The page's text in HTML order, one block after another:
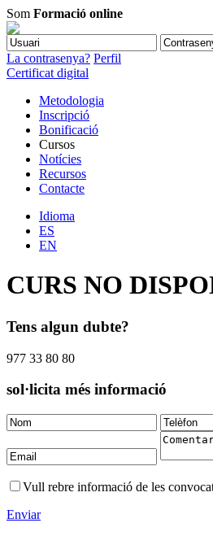
Som Formació online
La contrasenya? Perfil
Certificat digital
Metodologia
Inscripció
Bonificació
Cursos
Notícies
Recursos
Contacte
Idioma
ES
EN
CURS NO
Tens algun dubte?
977 33 80 80
sol·licita més informació
Vull rebre informació de les
Enviar